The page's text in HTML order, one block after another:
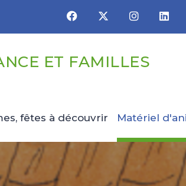
ET FAMILLES
fêtes à découvrir Matériel